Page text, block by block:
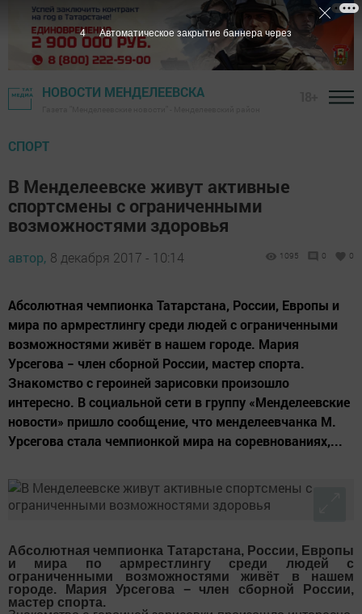
НОВОСТИ МЕНДЕЛЕЕВСКА
СПОРТ
В Менделеевске живут активные
спортсмены с ограниченными
возможностями здоровья
автор, 8 декабря 2017 - 10:14 1095 0 0
Абсолютная чемпионка Татарстана, России, Европы и
мира по армрестлингу среди людей с ограниченными
возможностями живёт в нашем городе. Мария
Урсегова − член сборной России, мастер спорта.
Знакомство с героиней зарисовки произошло
интересно. В социальной сети в группу «Менделеевские
новости» пришло сообщение, что менделеевчанка М.
Урсегова стала чемпионкой мира на соревнованиях,...
Абсолютная чемпионка Татарстана, России, Европы
и мира по армрестлингу среди людей с
ограниченными возможностями живёт в нашем
городе. Мария Урсегова − член сборной России,
мастер спорта.
3 Автоматическое закрытие баннера через